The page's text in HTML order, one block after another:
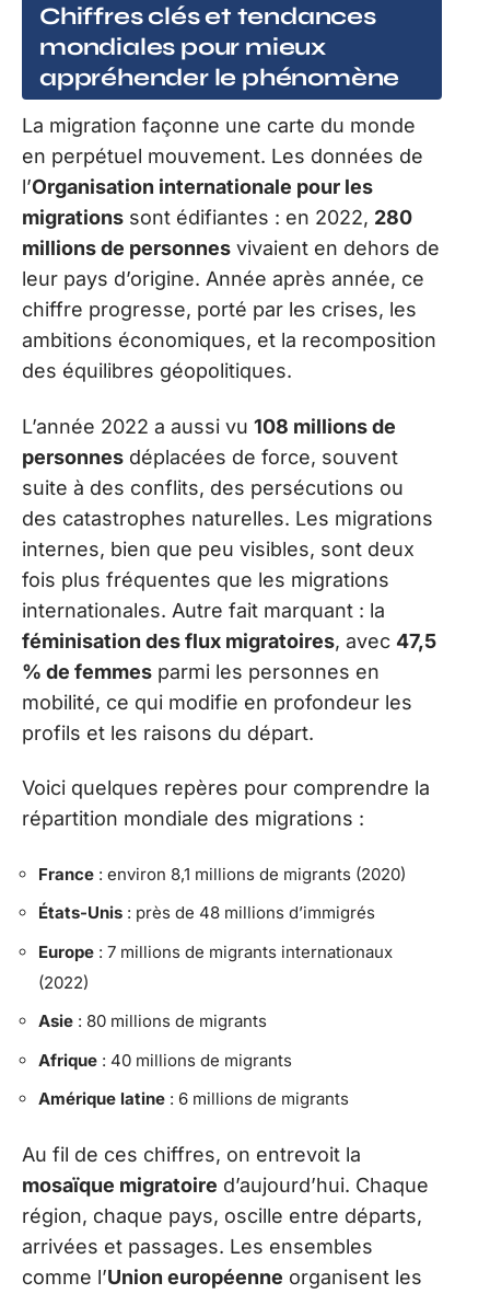
Chiffres clés et tendances
mondiales pour mieux
appréhender le phénomène
La migration façonne une carte du monde
en perpétuel mouvement. Les données de
l’Organisation internationale pour les
migrations sont édifiantes : en 2022, 280
millions de personnes vivaient en dehors de
leur pays d’origine. Année après année, ce
chiffre progresse, porté par les crises, les
ambitions économiques, et la recomposition
des équilibres géopolitiques.
L’année 2022 a aussi vu 108 millions de
personnes déplacées de force, souvent
suite à des conflits, des persécutions ou
des catastrophes naturelles. Les migrations
internes, bien que peu visibles, sont deux
fois plus fréquentes que les migrations
internationales. Autre fait marquant : la
féminisation des flux migratoires, avec 47,5
% de femmes parmi les personnes en
mobilité, ce qui modifie en profondeur les
profils et les raisons du départ.
Voici quelques repères pour comprendre la
répartition mondiale des migrations :
France : environ 8,1 millions de migrants (2020)
États-Unis : près de 48 millions d’immigrés
Europe : 7 millions de migrants internationaux
(2022)
Asie : 80 millions de migrants
Afrique : 40 millions de migrants
Amérique latine : 6 millions de migrants
Au fil de ces chiffres, on entrevoit la
mosaïque migratoire d’aujourd’hui. Chaque
région, chaque pays, oscille entre départs,
arrivées et passages. Les ensembles
comme l’Union européenne organisent les